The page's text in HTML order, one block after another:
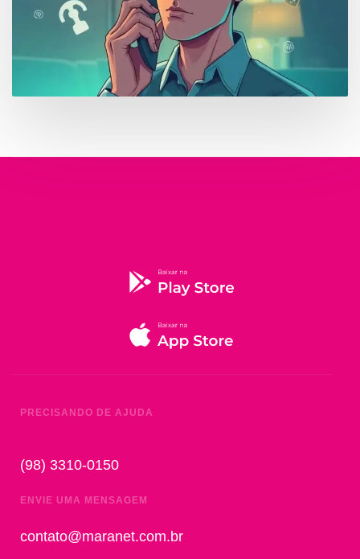
PRECISANDO DE AJUDA
(98) 3310-0150
ENVIE UMA MENSAGEM
contato@maranet.com.br